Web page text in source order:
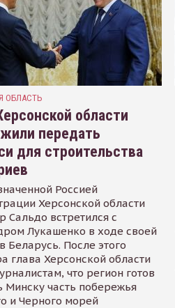
ОБЛАСТЬ
области
передать
для строительства
Россией
Херсонской области
Сальдо встретился с
Лукашенко в ходе своей
Беларусь. После этого
глава Херсонской области
что регион готов
Минску часть побережья
и Черного морей